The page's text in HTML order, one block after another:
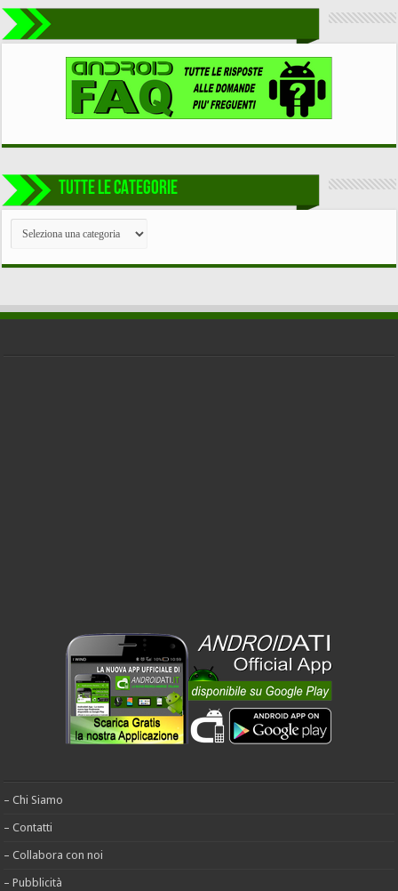
TUTTE LE CATEGORIE
TUTTE
CATEGORIE
– Chi Siamo
– Contatti
– Collabora con noi
– Pubblicità